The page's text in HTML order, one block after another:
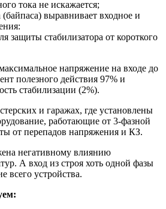
тока не искажается;
выравнивает входное и
защиты стабилизатора от короткого
напряжение на входе до
полезного действия 97% и
стабилизации (2%).
и гаражах, где установлены
работающие от 3-фазной
от перепадов напряжения и КЗ.
негативному влиянию
А вход из строя хоть одной фазы
всего устройства.